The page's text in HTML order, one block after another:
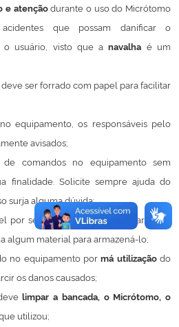
dos Direitos Humanos
e atençãodurante o uso do Micrótomo
que possam danificar o
o usuário, visto que anavalha é um
ser forrado com papel para facilitar
equipamento, os responsáveis pelo
avisados;
comandos no equipamento sem
finalidade. Solicite sempre ajuda do
surja alguma dúvida;
por seudescarte biológico
. Para isso,
algum material para armazená-lo;
no equipamento pormá utilizaçãodo
os danos causados;
limpar a bancada, o Micrótomo, o
utilizou;